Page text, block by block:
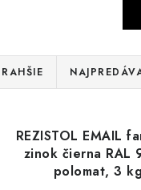
REZISTOL EMAIL
zinok čierna RAL
polomat, 3 kg